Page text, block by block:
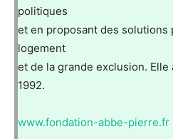
politiques
et en proposant des
logement
et de la grande exclusion.
1992.
www.fondation-abbe-pierre.fr